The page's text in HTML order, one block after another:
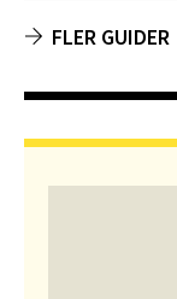
FLER GUIDER